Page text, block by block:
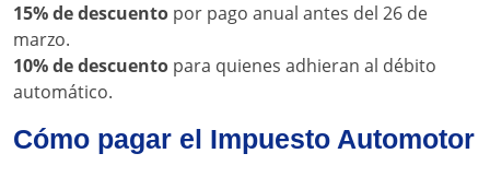
15% de descuento por pago anual antes del 26 de
marzo.
10% de descuento para quienes adhieran al débito
automático.
Cómo pagar el Impuesto Automotor